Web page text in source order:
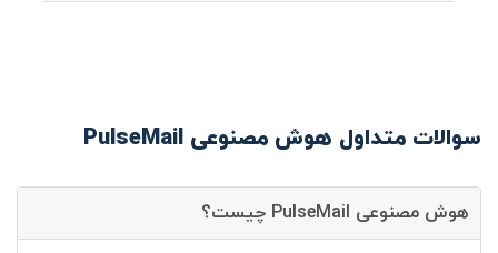
سوالات متداول هوش مصنوعی PulseMail
هوش مصنوعی PulseMail چیست؟